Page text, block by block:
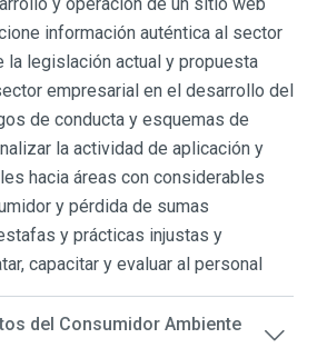
información auténtica al sector
la legislación actual y propuesta
empresarial en el desarrollo del
de conducta y esquemas de
la actividad de aplicación y
hacia áreas con considerables
y pérdida de sumas
y prácticas injustas y
capacitar y evaluar al personal
del Consumidor Ambiente